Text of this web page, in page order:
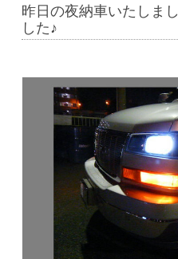
昨日の夜納車いたしま
した♪